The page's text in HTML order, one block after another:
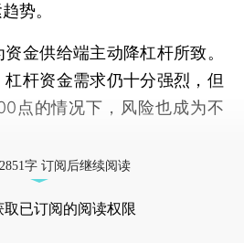
势。
供给端主动降杠杆所致。
杆资金需求仍十分强烈，但
点的情况下，风险也成为不
字 订阅后继续阅读
取已订阅的阅读权限